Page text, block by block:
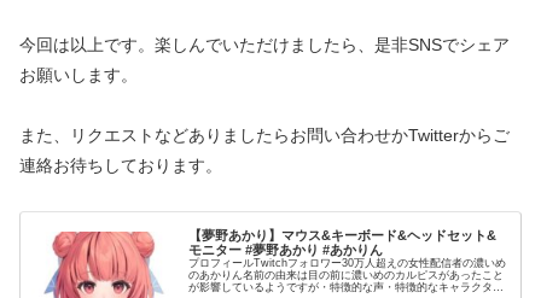
今回は以上です。楽しんでいただけましたら、是非SNSでシェア
お願いします。
また、リクエストなどありましたらお問い合わせかTwitterからご
連絡お待ちしております。
【夢野あかり】マウス&キーボード&ヘッドセット&
モニター #夢野あかり #あかりん
プロフィールTwitchフォロワー30万人超えの女性配信者の濃いめ
のあかりん名前の由来は目の前に濃いめのカルピスがあったこと
が影響しているようですが・特徴的な声・特徴的なキャラクタ